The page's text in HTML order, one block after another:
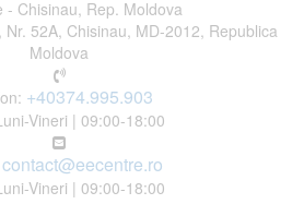
- Chisinau, Rep. Moldova
52A, Chisinau, MD-2012, Republica
Moldova
+40374.995.903
Vineri | 09:00-18:00
contact@eecentre.ro
Vineri | 09:00-18:00